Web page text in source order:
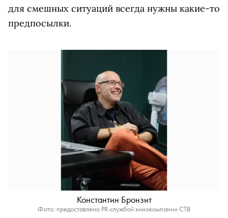
для смешных ситуаций всегда нужны какие-то
предпосылки.
Константин Бронзит
Фото: предоставлено PR-службой кинокомпании СТВ